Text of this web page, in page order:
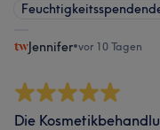
Jennifer•vor 10 Tagen
Die